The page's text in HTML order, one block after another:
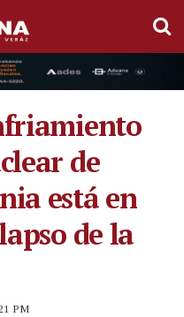
de
está en
de la
PM